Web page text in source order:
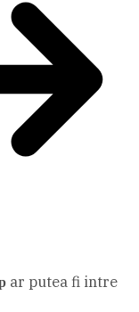
ar putea fi intre